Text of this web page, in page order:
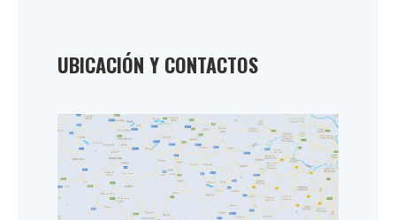
UBICACIÓN Y CONTACTOS